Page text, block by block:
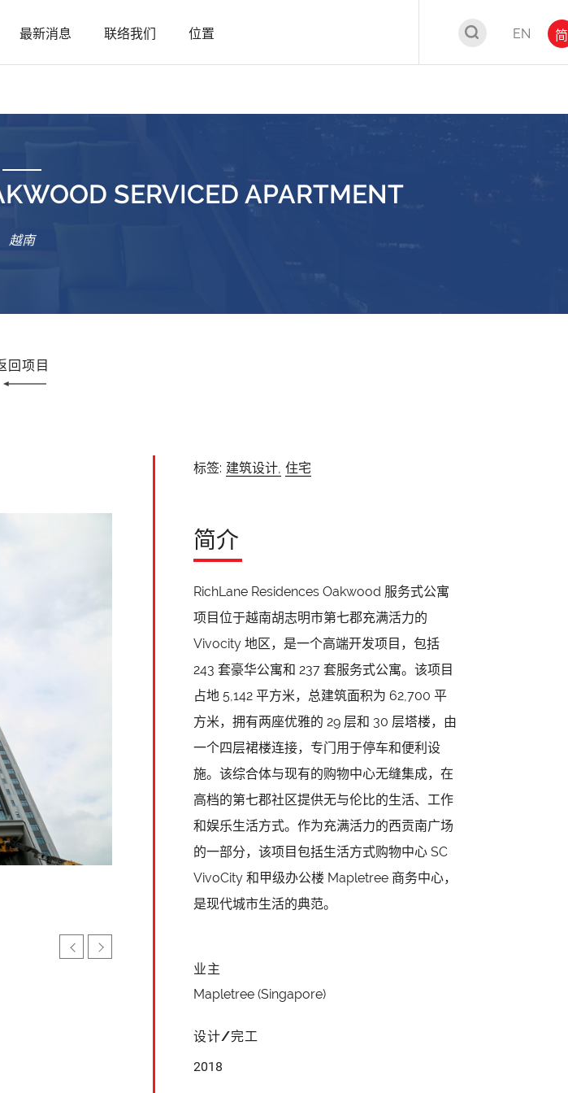
最新消息 联络我们 位置 EN 简
SERVICED APARTMENT
越南
回项目
标签: 建筑设计, 住宅
简介
RichLane Residences Oakwood 服务式公寓
项目位于越南胡志明市第七郡充满活力的
Vivocity 地区，是一个高端开发项目，包括
243 套豪华公寓和 237 套服务式公寓。该项目
占地 5,142 平方米，总建筑面积为 62,700 平
方米，拥有两座优雅的 29 层和 30 层塔楼，由
一个四层裙楼连接，专门用于停车和便利设
施。该综合体与现有的购物中心无缝集成，在
高档的第七郡社区提供无与伦比的生活、工作
和娱乐生活方式。作为充满活力的西贡南广场
的一部分，该项目包括生活方式购物中心 SC
VivoCity 和甲级办公楼 Mapletree 商务中心，
是现代城市生活的典范。
业主
Mapletree (Singapore)
设计/完工
2018